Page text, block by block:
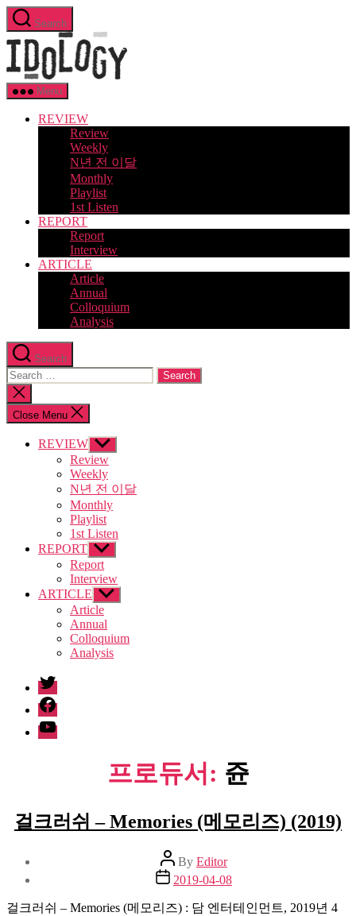
Skip
to
the
content
Search
Menu
REVIEW
Review
Weekly
N년 전 이달
Monthly
Playlist
1st Listen
REPORT
Report
Interview
ARTICLE
Article
Annual
Colloquium
Analysis
Search
Search
for:
Close
search
Close Menu
REVIEW Show
sub
menu
Review
Weekly
N년 전 이달
Monthly
Playlist
1st Listen
REPORT Show
sub
menu
Report
Interview
ARTICLE Show
sub
menu
Article
Annual
Colloquium
Analysis
twitter
facebook
Youtube
프로듀서: 쥰
걸크러쉬 – Memories (메모리즈) (2019)
Post
author
By Editor
Post
date
2019-04-08
걸크러쉬 – Memories (메모리즈) : 담 엔터테인먼트, 2019년 4